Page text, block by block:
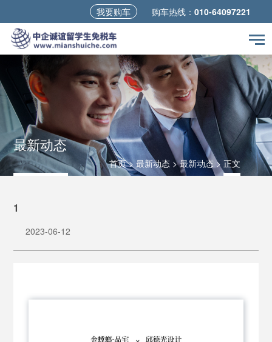
我要购车 购车热线： 010-64097221
最新动态
首页> 最新动态>最新动态> 正文
1
2023-06-12